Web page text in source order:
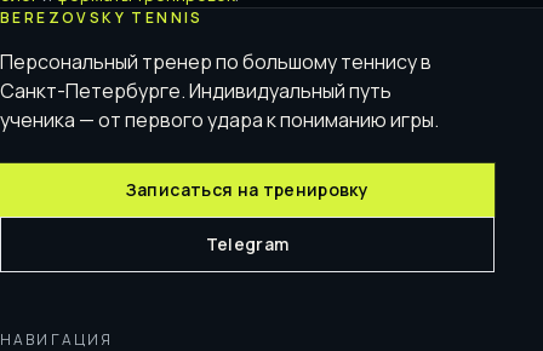
BEREZOVSKY TENNIS
Персональный тренер по большому теннису в
Санкт-Петербурге. Индивидуальный путь
ученика — от первого удара к пониманию игры.
Записаться на тренировку
Telegram
НАВИГАЦИЯ